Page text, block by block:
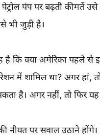
पंप पर बढ़ती कीमतें उसे
भी जुड़ी है।
कि क्या अमेरिका पहले से
में शामिल था? अगर हां,
है। अगर नहीं, तो फिर
नीयत पर सवाल उठाने